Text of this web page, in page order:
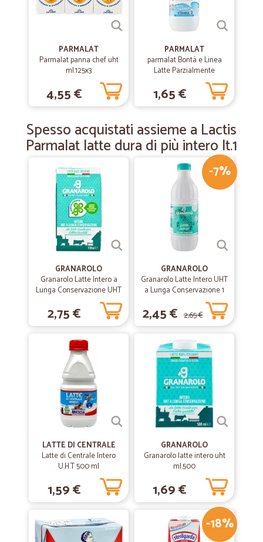
20/03/2019
Michelangelantonio T.
Primo acquisto...nulla da dire!!!!
Primo acquisto...nulla da dire!!!!
04/02/2019
Giuseppina elena B.
Consegna veloce e massima serietà per ricevere prodotti
freschissimi. La consiglio vivamente
PARMALAT
Parmalat panna chef uht
ml.125x3
4,55 €
PARMALAT
parmalat Bontà e Linea
Latte Parzialmente
Scremato 500 ml.
1,65 €
Spesso acquistati assieme a Lactis
Parmalat latte dura di più intero lt.1
GRANAROLO
Granarolo Latte Intero a
Lunga Conservazione UHT
2,75 €
-7%
GRANAROLO
Granarolo Latte Intero UHT
a Lunga Conservazione 1
2,45 € 2,65 €
LATTE DI CENTRALE
Latte di Centrale Intero
U.H.T 500 ml
1,59 €
GRANAROLO
Granarolo latte intero uht
ml.500
1,69 €
-18%